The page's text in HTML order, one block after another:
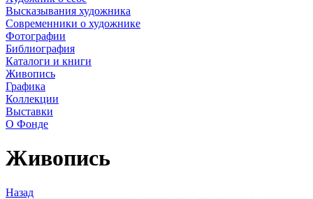
Выcказывания художника
Современники о художнике
Фотографии
Библиография
Каталоги и книги
Живопись
Графика
Коллекции
Выставки
О Фонде
Живопись
Назад